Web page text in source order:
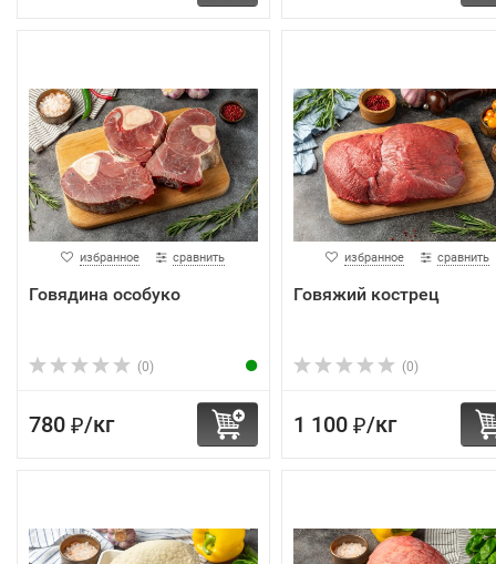
избранное сравнить
Говядина особуко
(0)
780 ₽/кг
избранное сравнить
Говяжий кострец
(0)
1 100 ₽/кг